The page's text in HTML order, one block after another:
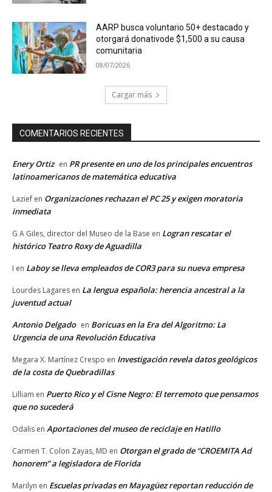
AARP busca voluntario 50+ destacado y
otorgará donativode $1,500 a su causa
comunitaria
08/07/2026
Cargar más
COMENTARIOS RECIENTES
Enery Ortiz en PR presente en uno de los principales encuentros
latinoamericanos de matemática educativa
Lazief en Organizaciones rechazan el PC 25 y exigen moratoria
inmediata
G A Giles, director del Museo de la Base en Logran rescatar el
histórico Teatro Roxy de Aguadilla
I en Laboy se lleva empleados de COR3 para su nueva empresa
Lourdes Lagares en La lengua española: herencia ancestral a la
juventud actual
Antonio Delgado en Boricuas en la Era del Algoritmo: La
Urgencia de una Revolución Educativa
Megara X. Martínez Crespo en Investigación revela datos geológicos
de la costa de Quebradillas
Lilliam en Puerto Rico y el Cisne Negro: El terremoto que pensamos
que no sucederá
Odalis en Aportaciones del museo de reciclaje en Hatillo
Carmen T. Colon Zayas, MD en Otorgan el grado de “CROEMITA Ad
honorem” a legisladora de Florida
Marilyn en Escuelas privadas en Mayagüez reportan reducción de